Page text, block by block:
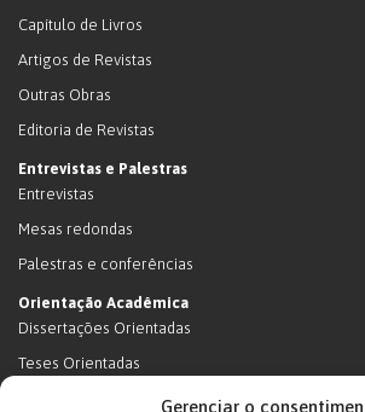
Gerenciar o
Capítulo de Livros
Artigos de Revistas
Outras Obras
Editoria de Revistas
Entrevistas e Palestras
Entrevistas
Mesas redondas
Palestras e conferências
Orientação Acadêmica
Dissertações Orientadas
Teses Orientadas
Livros (dissertações e teses)